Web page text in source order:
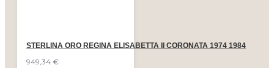
STERLINA ORO REGINA ELISABETTA II CORONATA 1974 1984
949,34 €